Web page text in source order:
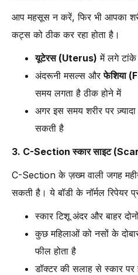
आप महसूस न करें, फिर भी आपका
कट्स को ठीक कर रहा होता है।
यूटेरस (Uterus) में लगे टांके
अंदरूनी मसल्स औरफेशिया
समय लगता है ठीक होने में
अगर इस समय शरीर पर ज़्यादा
सकती है
3. C-Section स्कार साइट (Scar
C-Section के ज़ख्म वाली जगह
सकती है। ये बॉडी के नॉर्मल रिपेयर
स्कार टिशू अंदर और बाहर
कुछ महिलाओं को नसों के
फील होता है
डॉक्टर की सलाह से स्कार